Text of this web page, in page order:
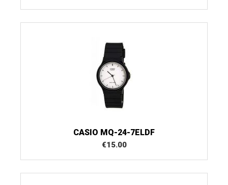
CASIO MQ-24-7ELDF
€15.00